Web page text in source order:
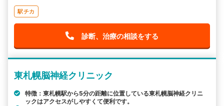
駅チカ
診断、治療の相談をする
東札幌脳神経クリニック
特徴：東札幌駅から5分の距離に位置している東札幌脳神経クリニ
ックはアクセスがしやすくて便利です。